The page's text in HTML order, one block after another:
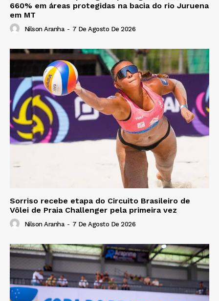
660% em áreas protegidas na bacia do rio Juruena
em MT
Nilson Aranha - 7 De Agosto De 2026
Sorriso recebe etapa do Circuito Brasileiro de
Vôlei de Praia Challenger pela primeira vez
Nilson Aranha - 7 De Agosto De 2026